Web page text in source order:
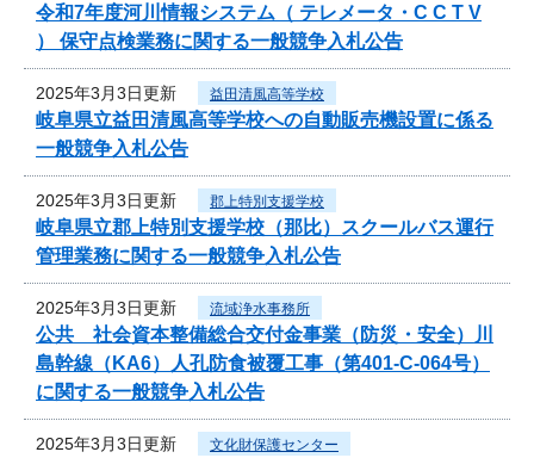
令和7年度河川情報システム（ テレメータ・C C T V
） 保守点検業務に関する一般競争入札公告
2025年3月3日更新 益田清風高等学校
岐阜県立益田清風高等学校への自動販売機設置に係る
一般競争入札公告
2025年3月3日更新 郡上特別支援学校
岐阜県立郡上特別支援学校（那比）スクールバス運行
管理業務に関する一般競争入札公告
2025年3月3日更新 流域浄水事務所
公共 社会資本整備総合交付金事業（防災・安全）川
島幹線（KA6）人孔防食被覆工事（第401-C-064号）
に関する一般競争入札公告
2025年3月3日更新 文化財保護センター